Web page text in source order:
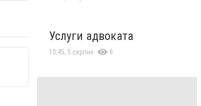
Услуги адвоката
10:45, 5 серпня 6